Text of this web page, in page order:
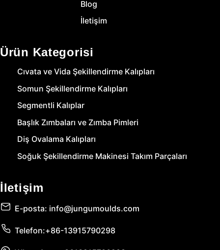
Blog
İletişim
Ürün Kategorisi
Cıvata ve Vida Şekillendirme Kalıpları
Somun Şekillendirme Kalıpları
Segmentli Kalıplar
Başlık Zımbaları ve Zımba Pimleri
Diş Ovalama Kalıpları
Soğuk Şekillendirme Makinesi Takım Parçaları
İletişim
E-posta: info@jungumoulds.com
Telefon:+86-13915790298